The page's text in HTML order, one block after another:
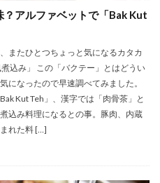
？アルファベットで「Bak Kut
またひとつちょっと気になるカタカ
込み」 この「バクテー」とはどうい
になったので早速調べてみました。
Kut Teh」、漢字では「肉骨茶」と
込み料理になるとの事。豚肉、内蔵
れた料 […]